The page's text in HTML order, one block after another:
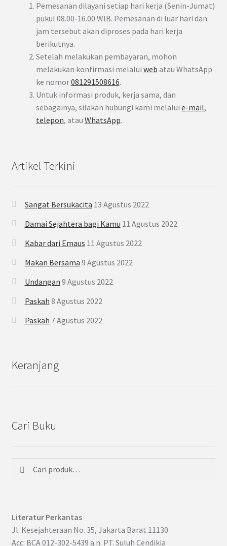
Pemesanan dilayani setiap hari kerja (Senin-Jumat)
pukul 08.00-16.00 WIB. Pemesanan di luar hari dan
jam tersebut akan diproses pada hari kerja
berikutnya.
Setelah melakukan pembayaran, mohon
melakukan konfirmasi melalui web atau WhatsApp
ke nomor081291508616.
Untuk informasi produk, kerja sama, dan
sebagainya, silakan hubungi kami melalui e-mail,
telepon, atau WhatsApp.
Artikel Terkini
Sangat Bersukacita 13 Agustus 2022
Damai Sejahtera bagi Kamu 11 Agustus 2022
Kabar dari Emaus 11 Agustus 2022
Makan Bersama 9 Agustus 2022
Undangan 9 Agustus 2022
Paskah 8 Agustus 2022
Paskah 7 Agustus 2022
Keranjang
Cari Buku
Pencarian
Literatur Perkantas
Jl. Kesejahteraan No. 35, Jakarta Barat 11130
Acc: BCA 012-302-5439 a.n. PT. Suluh Cendikia